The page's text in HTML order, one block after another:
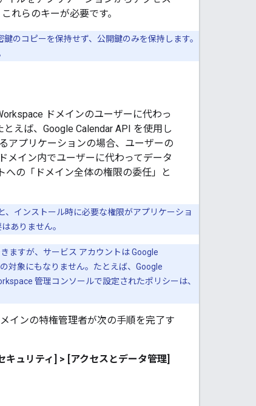
れらのキーが必要です。
のコピーを保持せず、公開鍵のみを保持します。
ドメインのユーザーに代わっ
えば、Google Calendar API を使用し
アプリケーションの場合、ユーザーの
メイン内でユーザーに代わってデータ
への「ドメイン全体の権限の委任」と
、インストール時に必要な権限がアプリケーショ
ありません。
ますが、サービス アカウントは Google
対象にもなりません。たとえば、Google
管理コンソールで設定されたポリシーは、
インの特権管理者が次の手順を完了す
キュリティ] > [アクセスとデータ管理]